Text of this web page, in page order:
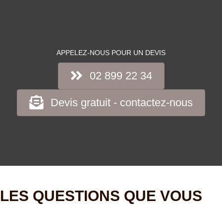
APPELEZ-NOUS POUR UN DEVIS
02 899 22 34
Devis gratuit - contactez-nous
LES QUESTIONS QUE VOUS